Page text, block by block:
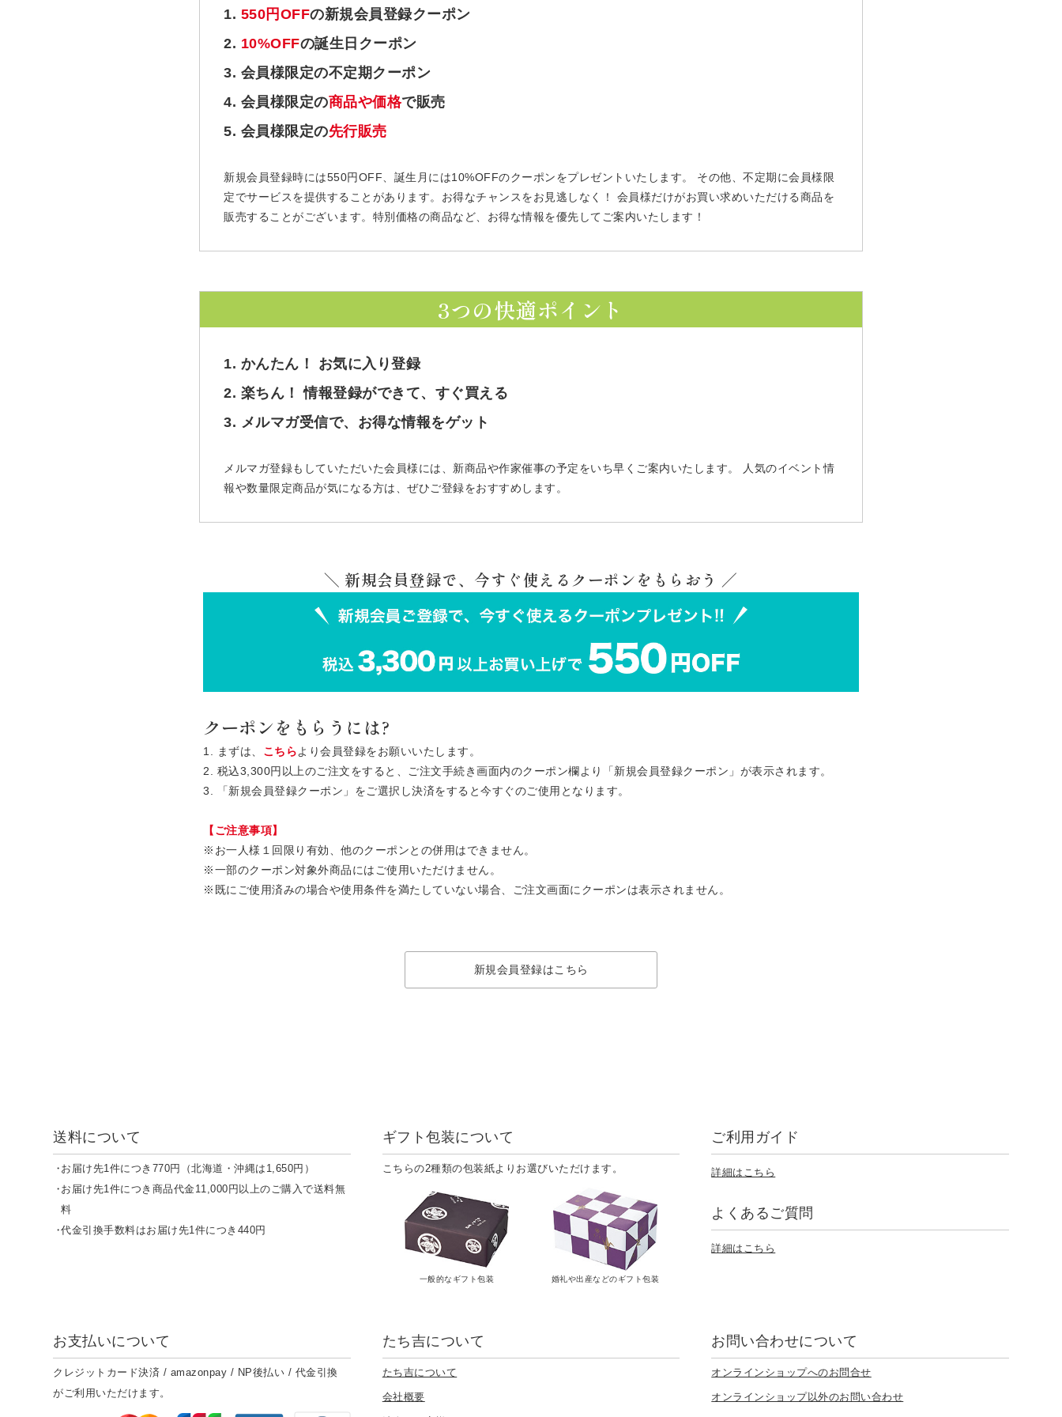
1. 550円OFFの新規会員登録クーポン
2. 10%OFFの誕生日クーポン
3. 会員様限定の不定期クーポン
4. 会員様限定の商品や価格で販売
5. 会員様限定の先行販売
新規会員登録時には550円OFF、誕生月には10%OFFのクーポンをプレゼントいたします。 その他、不定期に会員様限
定でサービスを提供することがあります。お得なチャンスをお見逃しなく！ 会員様だけがお買い求めいただける商品を
販売することがございます。特別価格の商品など、お得な情報を優先してご案内いたします！
3つの快適ポイント
1. かんたん！ お気に入り登録
2. 楽ちん！ 情報登録ができて、すぐ買える
3. メルマガ受信で、お得な情報をゲット
メルマガ登録もしていただいた会員様には、新商品や作家催事の予定をいち早くご案内いたします。 人気のイベント情
報や数量限定商品が気になる方は、ぜひご登録をおすすめします。
＼ 新規会員登録で、今すぐ使えるクーポンをもらおう ／
クーポンをもらうには?
1. まずは、 こちらより会員登録をお願いいたします。
2. 税込3,300円以上のご注文をすると、ご注文手続き画面内のクーポン欄より「新規会員登録クーポン」が表示されます。
3. 「新規会員登録クーポン」をご選択し決済をすると今すぐのご使用となります。
【ご注意事項】
※お一人様１回限り有効、他のクーポンとの併用はできません。
※一部のクーポン対象外商品にはご使用いただけません。
※既にご使用済みの場合や使用条件を満たしていない場合、ご注文画面にクーポンは表示されません。
新規会員登録はこちら
送料について
お届け先1件につき770円（北海道・沖縄は1,650円）
お届け先1件につき商品代金11,000円以上のご購入で送料無
料
代金引換手数料はお届け先1件につき440円
ギフト包装について
こちらの2種類の包装紙よりお選びいただけます。
一般的なギフト包装 婚礼や出産などのギフト包装
ご利用ガイド
詳細はこちら
よくあるご質問
詳細はこちら
お支払いについて
クレジットカード決済 / amazonpay / NP後払い / 代金引換
がご利用いただけます。
たち吉について
たち吉について
会社概要
お問い合わせについて
オンラインショップへのお問合せ
オンラインショップ以外のお問い合わせ